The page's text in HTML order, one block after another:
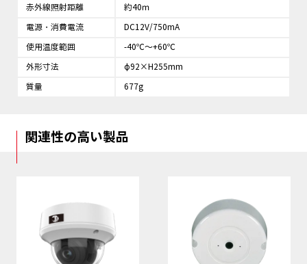
赤外線照射距離 約40ｍ
電源・消費電流 DC12V/750mA
使用温度範囲 -40℃～+60℃
外形寸法 φ92×H255mm
質量 677g
関連性の高い製品